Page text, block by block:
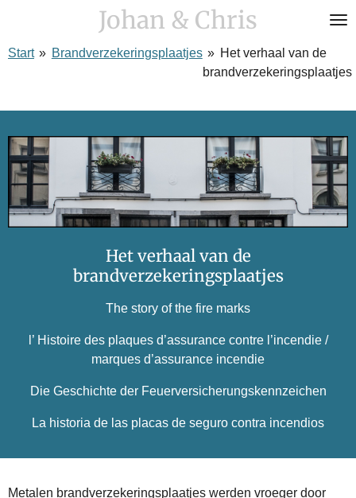
naar
Johan & Chris
Start » Brandverzekeringsplaatjes » Het verhaal van de
brandverzekeringsplaatjes
Het verhaal van de
brandverzekeringsplaatjes
The story of the fire marks
l’ Histoire des plaques d’assurance contre l’incendie /
marques d’assurance incendie
Die Geschichte der Feuerversicherungskennzeichen
La historia de las placas de seguro contra incendios
Metalen brandverzekeringsplaatjes werden vroeger door